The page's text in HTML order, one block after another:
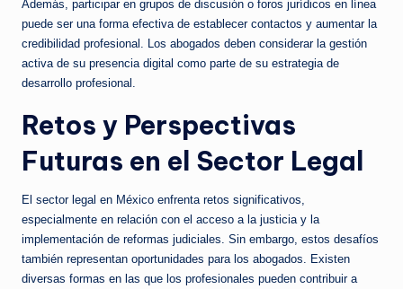
Además, participar en grupos de discusión o foros jurídicos en línea
puede ser una forma efectiva de establecer contactos y aumentar la
credibilidad profesional. Los abogados deben considerar la gestión
activa de su presencia digital como parte de su estrategia de
desarrollo profesional.
Retos y Perspectivas
Futuras en el Sector Legal
El sector legal en México enfrenta retos significativos,
especialmente en relación con el acceso a la justicia y la
implementación de reformas judiciales. Sin embargo, estos desafíos
también representan oportunidades para los abogados. Existen
diversas formas en las que los profesionales pueden contribuir a